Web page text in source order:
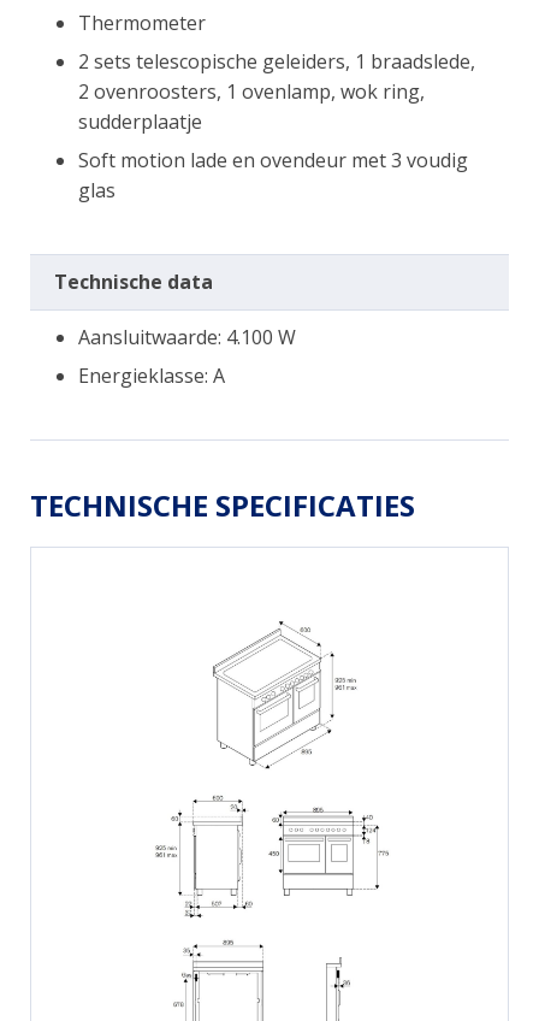
Thermometer
2 sets telescopische geleiders, 1 braadslede,
2 ovenroosters, 1 ovenlamp, wok ring,
sudderplaatje
Soft motion lade en ovendeur met 3 voudig
glas
Technische data
Aansluitwaarde: 4.100 W
Energieklasse: A
TECHNISCHE SPECIFICATIES